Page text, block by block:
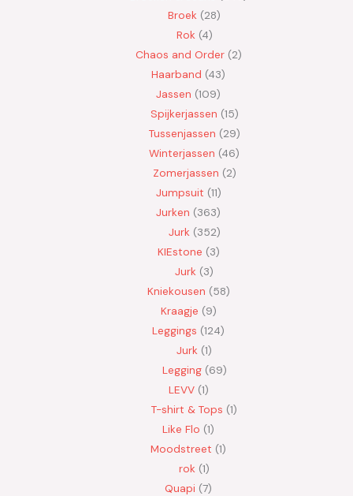
Broek 28
Rok 4
Chaos and Order 2
Haarband 43
Jassen 109
Spijkerjassen 15
Tussenjassen 29
Winterjassen 46
Zomerjassen 2
Jumpsuit 11
Jurken 363
Jurk 352
KIEstone 3
Jurk 3
Kniekousen 58
Kraagje 9
Leggings 124
Jurk 1
Legging 69
LEVV 1
T-shirt & Tops 1
Like Flo 1
Moodstreet 1
rok 1
Quapi 7